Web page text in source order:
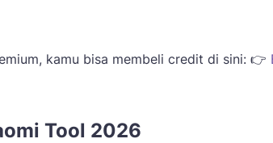
kamu bisa membeli credit di sini: 👉
Tool 2026